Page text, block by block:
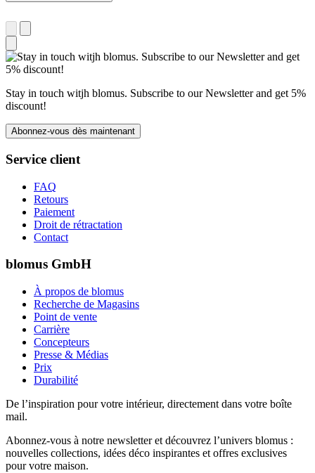
Stay in touch witjh blomus. Subscribe to our Newsletter and get 5%
discount!
Abonnez-vous dès maintenant
Service client
FAQ
Retours
Paiement
Droit de rétractation
Contact
blomus GmbH
À propos de blomus
Recherche de Magasins
Point de vente
Carrière
Concepteurs
Presse & Médias
Prix
Durabilité
De l’inspiration pour votre intérieur, directement dans votre boîte
mail.
Abonnez-vous à notre newsletter et découvrez l’univers blomus :
nouvelles collections, idées déco inspirantes et offres exclusives
pour votre maison.